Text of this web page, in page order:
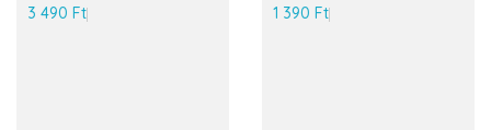
3 490 Ft
1 390 Ft